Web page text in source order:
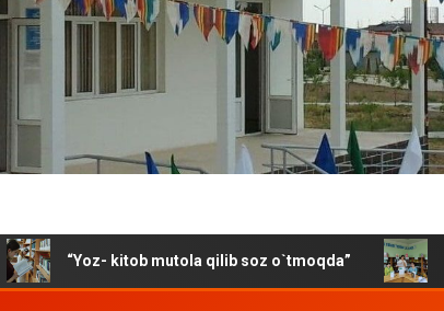
kitob mutola qilib soz o`tmoqda” Boysun